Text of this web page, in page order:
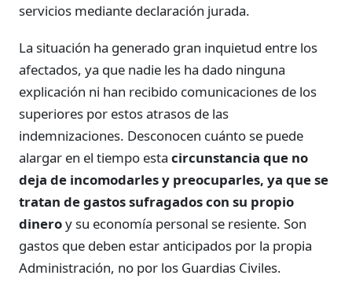
servicios mediante declaración jurada.
La situación ha generado gran inquietud entre los
afectados, ya que nadie les ha dado ninguna
explicación ni han recibido comunicaciones de los
superiores por estos atrasos de las
indemnizaciones. Desconocen cuánto se puede
alargar en el tiempo esta circunstancia que no
deja de incomodarles y preocuparles, ya que se
tratan de gastos sufragados con su propio
dineroy su economía personal se resiente. Son
gastos que deben estar anticipados por la propia
Administración, no por los Guardias Civiles.